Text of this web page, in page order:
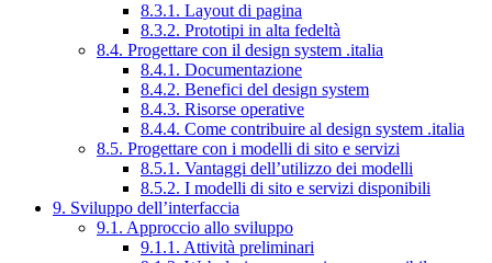
8.3.1. Layout di pagina
8.3.2. Prototipi in alta fedeltà
8.4. Progettare con il design system .italia
8.4.1. Documentazione
8.4.2. Benefici del design system
8.4.3. Risorse operative
8.4.4. Come contribuire al design system .italia
8.5. Progettare con i modelli di sito e servizi
8.5.1. Vantaggi dell’utilizzo dei modelli
8.5.2. I modelli di sito e servizi disponibili
9. Sviluppo dell’interfaccia
9.1. Approccio allo sviluppo
9.1.1. Attività preliminari